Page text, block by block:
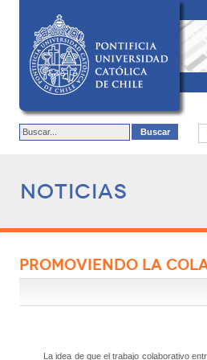
Noticias
PROMOVIENDO LA
La idea de que el trabajo colaborativo